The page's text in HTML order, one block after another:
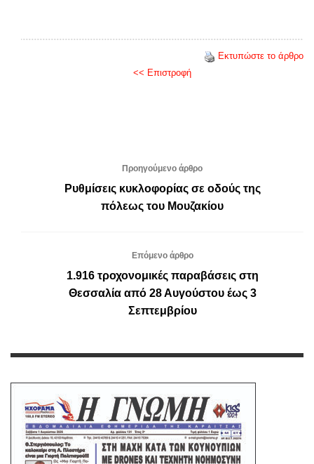
Εκτυπώστε το άρθρο
<< Επιστροφή
Προηγούμενο άρθρο
Ρυθμίσεις κυκλοφορίας σε οδούς της
πόλεως του Μουζακίου
Επόμενο άρθρο
1.916 τροχονομικές παραβάσεις στη
Θεσσαλία από 28 Αυγούστου έως 3
Σεπτεμβρίου